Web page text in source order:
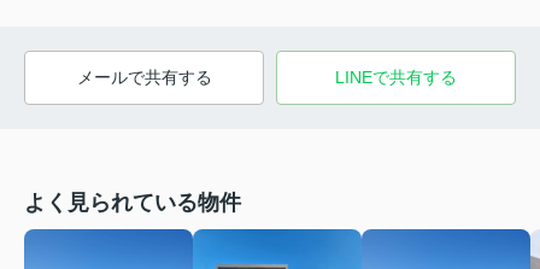
メールで共有する LINEで共有する
よく見られている物件